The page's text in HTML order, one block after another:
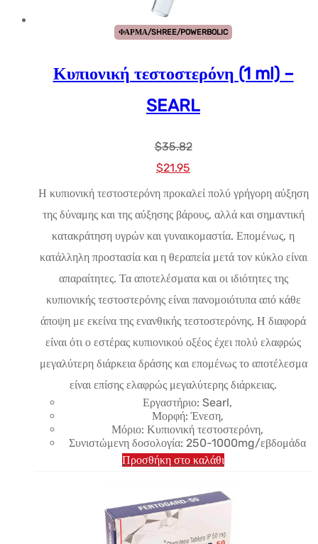
ΦΑΡΜΑ/SHREE/POWERBOLIC
Κυπιονική τεστοστερόνη (1 ml) –
SEARL
$35.82
Αρχική
$35.82.
$21.95
τρέχουσα
$21.95.
Η κυπιονική τεστοστερόνη προκαλεί πολύ γρήγορη αύξηση
της δύναμης και της αύξησης βάρους, αλλά και σημαντική
κατακράτηση υγρών και γυναικομαστία. Επομένως, η
κατάλληλη προστασία και η θεραπεία μετά τον κύκλο είναι
απαραίτητες. Τα αποτελέσματα και οι ιδιότητες της
κυπιονικής τεστοστερόνης είναι πανομοιότυπα από κάθε
άποψη με εκείνα της ενανθικής τεστοστερόνης. Η διαφορά
είναι ότι ο εστέρας κυπιονικού οξέος έχει πολύ ελαφρώς
μεγαλύτερη διάρκεια δράσης και επομένως το αποτέλεσμα
είναι επίσης ελαφρώς μεγαλύτερης διάρκειας.
Εργαστήριο: Searl,
Μορφή: Ένεση,
Μόριο: Κυπιονική τεστοστερόνη,
Συνιστώμενη δοσολογία: 250-1000mg/εβδομάδα
Προσθήκη στο καλάθι